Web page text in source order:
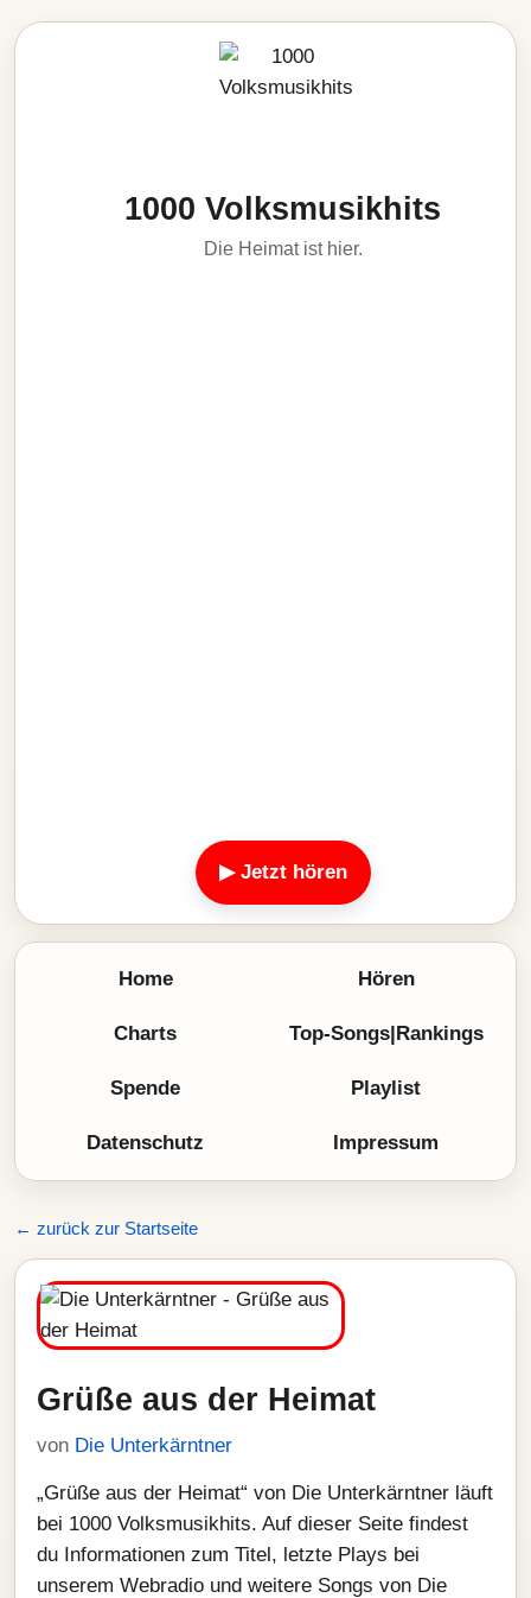
1000 Volksmusikhits
Die Heimat ist hier.
▶ Jetzt hören
Home Hören
Charts Top-Songs|Rankings
Spende Playlist
Datenschutz Impressum
← zurück zur Startseite
Grüße aus der Heimat
von Die Unterkärntner
„Grüße aus der Heimat“ von Die Unterkärntner läuft
bei 1000 Volksmusikhits. Auf dieser Seite findest
du Informationen zum Titel, letzte Plays bei
unserem Webradio und weitere Songs von Die